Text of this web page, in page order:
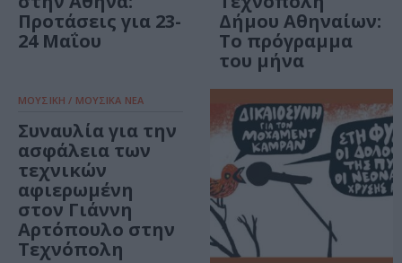
Προτάσεις για 23-
24 Μαΐου
Δήμου Αθηναίων:
Το πρόγραμμα
του μήνα
ΜΟΥΣΙΚΗ / ΜΟΥΣΙΚΑ ΝΕΑ
Συναυλία για την
ασφάλεια των
τεχνικών
αφιερωμένη
στον Γιάννη
Αρτόπουλο στην
Τεχνόπολη